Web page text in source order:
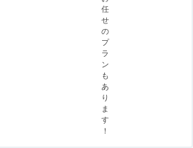
任
せ
の
プ
ラ
ン
も
あ
り
ま
す
！